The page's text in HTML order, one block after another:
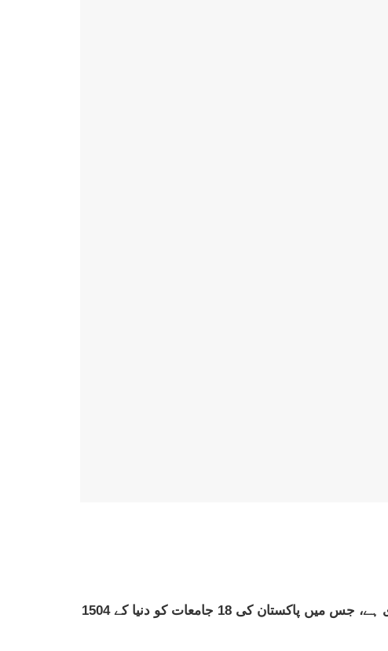
جامعات کی عالمی درجہ بندی کرنے والے ادارے کیو ایس نے سال 2027 کی نئی عالمی درجہ بندی جاری کر دی ہے، جس میں پاکستان کی 18 جامعات کو دنیا کے 1504